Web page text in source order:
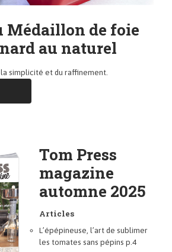
Médaillon de foie
au naturel
simplicité et du raffinement.
Tom Press
magazine
automne 2025
Articles
L’épépineuse, l’art de sublimer
les tomates sans pépins p.4